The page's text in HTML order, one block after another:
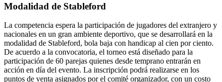
Modalidad de Stableford
La competencia espera la participación de jugadores del extranjero y
nacionales en un gran ambiente deportivo, que se desarrollará en la
modalidad de Stableford, bola baja con handicap al cien por ciento.
De acuerdo a la convocatoria, el torneo está diseñado para la
participación de 60 parejas quienes desde temprano entrarán en
acción en día del evento. La inscripción podrá realizarse en los
puntos de venta asignados por el comité organizador, con un costo